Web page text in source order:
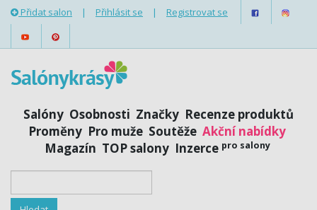
Přidat salon | Přihlásit se | Registrovat se
Salóny Osobnosti Značky Recenze produktů
Proměny Pro muže Soutěže Akční nabídky
Magazín TOP salony Inzerce pro salony